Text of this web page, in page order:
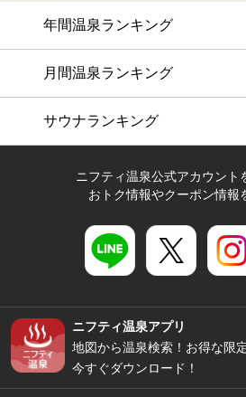
年間温泉ランキング
月間温泉ランキング
サウナランキング
ニフティ温泉公式アカウント
おトク情報やクーポン情報
ニフティ温泉アプリ
地図から温泉検索！お得な限
今すぐダウンロード！